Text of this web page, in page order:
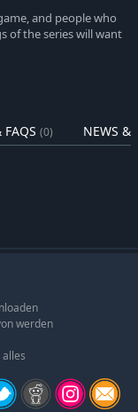
and people who
of the series will want
(0) NEWS &
werden